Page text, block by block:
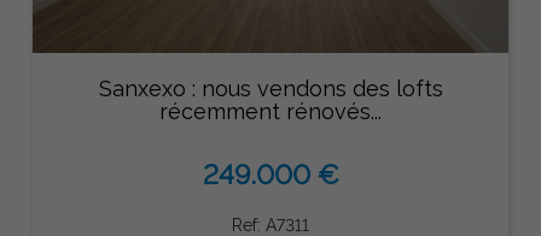
Sanxexo : nous vendons des lofts
récemment rénovés...
249.000 €
Ref: A7311